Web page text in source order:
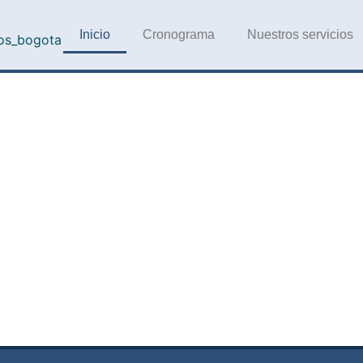
Inicio Cronograma Nuestros servicios